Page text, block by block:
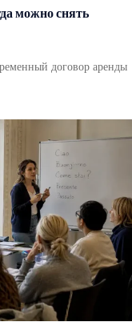
можно снять
договор аренды